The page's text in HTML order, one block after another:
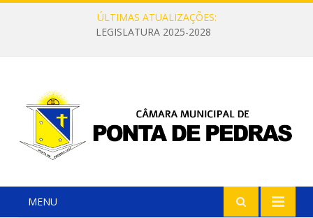
ÚLTIMAS ATUALIZAÇÕES:
LEGISLATURA 2025-2028
MENU